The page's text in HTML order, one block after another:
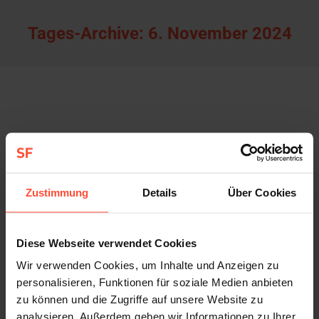
Zustimmung Details Über Cookies
Diese Webseite verwendet Cookies
Wir verwenden Cookies, um Inhalte und Anzeigen zu
personalisieren, Funktionen für soziale Medien anbieten
zu können und die Zugriffe auf unsere Website zu
analysieren. Außerdem geben wir Informationen zu Ihrer
Tages-Archive: 6. November 2024
Neue Website für SupplyX